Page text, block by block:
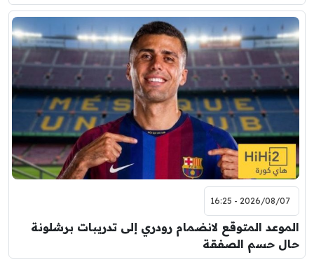
2026/08/07 - 16:25
الموعد المتوقع لانضمام رودري إلى تدريبات برشلونة
حال حسم الصفقة